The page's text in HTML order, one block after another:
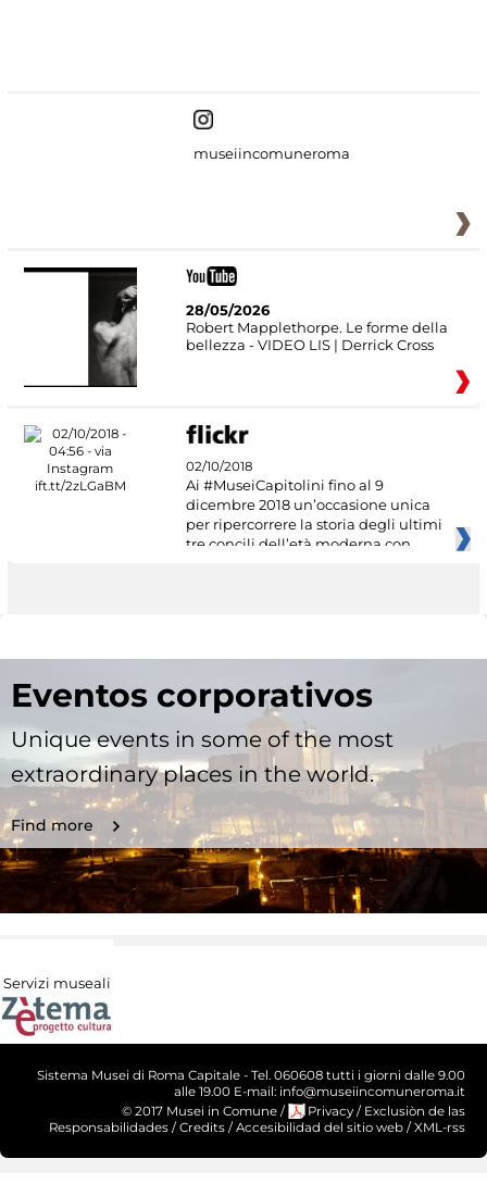
museiincomuneroma
28/05/2026
Robert Mapplethorpe. Le forme della
bellezza - VIDEO LIS | Derrick Cross
02/10/2018
Ai #MuseiCapitolini fino al 9
dicembre 2018 un’occasione unica
per ripercorrere la storia degli ultimi
tre concili dell’età moderna con
Eventos corporativos
Unique events in some of the most
extraordinary places in the world.
Find more
Servizi museali
Sistema Musei di Roma Capitale - Tel. 060608 tutti i giorni dalle 9.00
alle 19.00 E-mail: info@museiincomuneroma.it
© 2017 Musei in Comune / Privacy / Exclusiòn de las
Responsabilidades / Credits / Accesibilidad del sitio web / XML-rss